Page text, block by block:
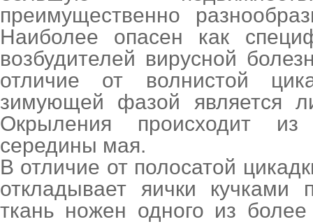
преимущественно
Наиболее опасен как
возбудителей вирусной
отличие от волнистой
зимующей фазой является
Окрыления происходит
середины мая.
В отличие от полосатой
откладывает яички кучками
ткань ножен одного из